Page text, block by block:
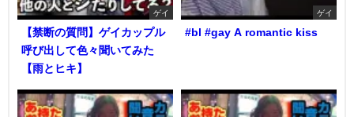
ゲイ
【禁断の質問】ゲイカップル
呼び出して色々聞いてみた
【雨とヒキ】
ゲイ
#bl #gay A romantic kiss